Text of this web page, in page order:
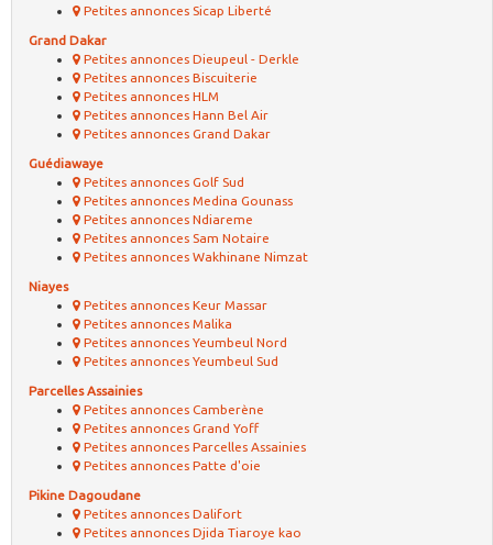
Petites annonces Sicap Liberté
Grand Dakar
Petites annonces Dieupeul - Derkle
Petites annonces Biscuiterie
Petites annonces HLM
Petites annonces Hann Bel Air
Petites annonces Grand Dakar
Guédiawaye
Petites annonces Golf Sud
Petites annonces Medina Gounass
Petites annonces Ndiareme
Petites annonces Sam Notaire
Petites annonces Wakhinane Nimzat
Niayes
Petites annonces Keur Massar
Petites annonces Malika
Petites annonces Yeumbeul Nord
Petites annonces Yeumbeul Sud
Parcelles Assainies
Petites annonces Camberène
Petites annonces Grand Yoff
Petites annonces Parcelles Assainies
Petites annonces Patte d'oie
Pikine Dagoudane
Petites annonces Dalifort
Petites annonces Djida Tiaroye kao